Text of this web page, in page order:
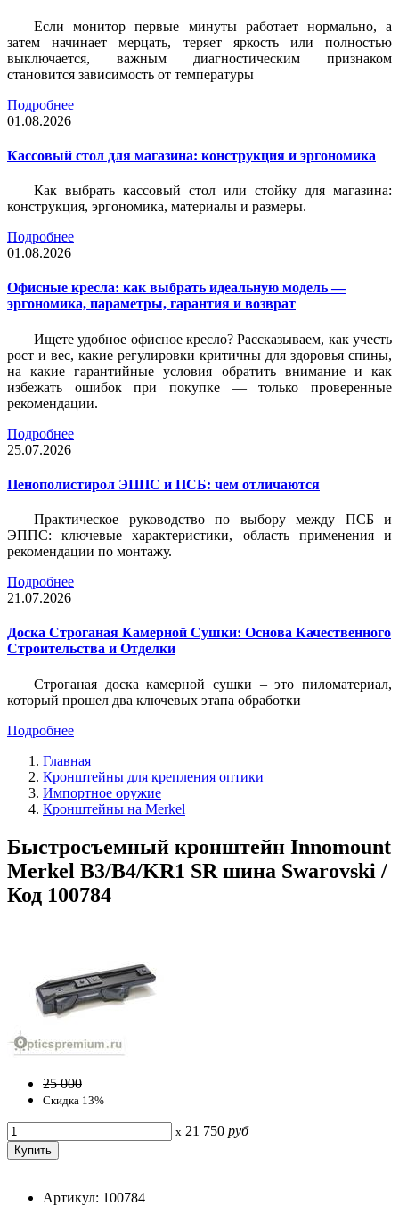
Если монитор первые минуты работает нормально, а
затем начинает мерцать, теряет яркость или полностью
выключается, важным диагностическим признаком
становится зависимость от температуры
Подробнее
01.08.2026
Кассовый стол для магазина: конструкция и эргономика
Как выбрать кассовый стол или стойку для магазина:
конструкция, эргономика, материалы и размеры.
Подробнее
01.08.2026
Офисные кресла: как выбрать идеальную модель —
эргономика, параметры, гарантия и возврат
Ищете удобное офисное кресло? Рассказываем, как учесть
рост и вес, какие регулировки критичны для здоровья спины,
на какие гарантийные условия обратить внимание и как
избежать ошибок при покупке — только проверенные
рекомендации.
Подробнее
25.07.2026
Пенополистирол ЭППС и ПСБ: чем отличаются
Практическое руководство по выбору между ПСБ и
ЭППС: ключевые характеристики, область применения и
рекомендации по монтажу.
Подробнее
21.07.2026
Доска Строганая Камерной Сушки: Основа Качественного
Строительства и Отделки
Строганая доска камерной сушки – это пиломатериал,
который прошел два ключевых этапа обработки
Подробнее
Главная
Кронштейны для крепления оптики
Импортное оружие
Кронштейны на Merkel
Быстросъемный кронштейн Innomount
Merkel B3/B4/KR1 SR шина Swarovski /
Код 100784
25 000
Скидка 13%
x 21 750 руб
Артикул: 100784